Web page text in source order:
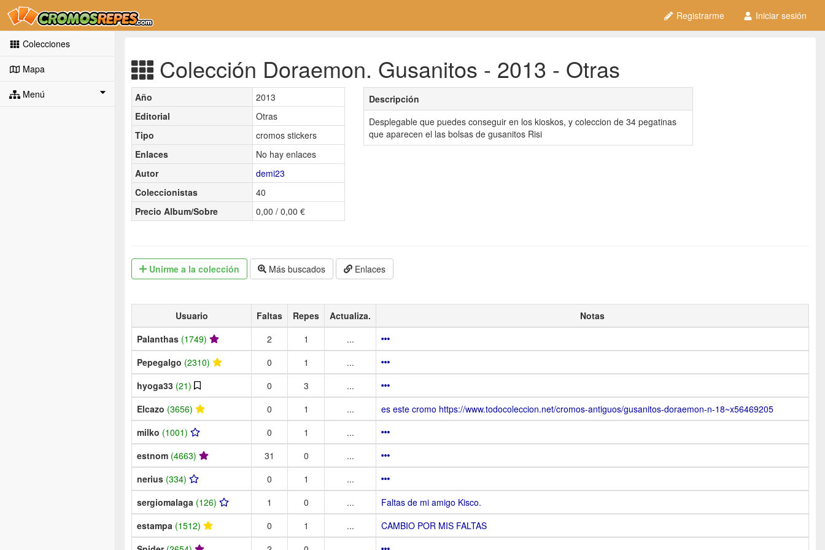
Registrarme Iniciar sesión
Colecciones
Mapa
Menú
Colección Doraemon. Gusanitos - 2013 - Otras
Año
2013
Editorial
Otras
Tipo
cromos stickers
Enlaces
No hay enlaces
Autor
demi23
Coleccionistas
40
Precio Album/Sobre
0,00 / 0,00 €
Descripción
Desplegable que puedes conseguir en los kioskos, y coleccion de 34 pegatinas
que aparecen el las bolsas de gusanitos Risi
Unirme a la colección Más buscados Enlaces
Usuario Faltas Repes Actualiza.
Notas
Palanthas (1749) 2 1
...
Pepegalgo (2310) 0 1
...
hyoga33 (21) 0 3
...
Elcazo (3656) 0 1 ...
es este cromo https://www.todocoleccion.net/cromos-antiguos/gusanitos-doraemon-n-18~x56469205
milko (1001) 0 1
...
estnom (4663) 31 0
...
nerius (334) 0 1
...
sergiomalaga (126) 1 0 ...
Faltas de mi amigo Kisco.
estampa (1512) 0 1 ...
CAMBIO POR MIS FALTAS